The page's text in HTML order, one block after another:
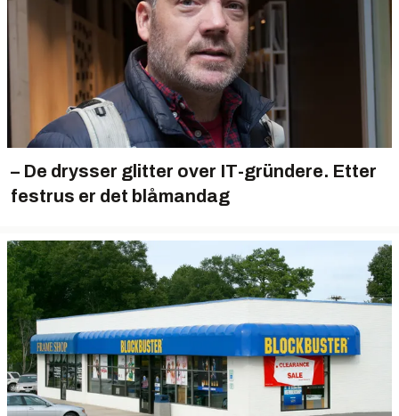
– De drysser glitter over IT-gründere. Etter
festrus er det blåmandag